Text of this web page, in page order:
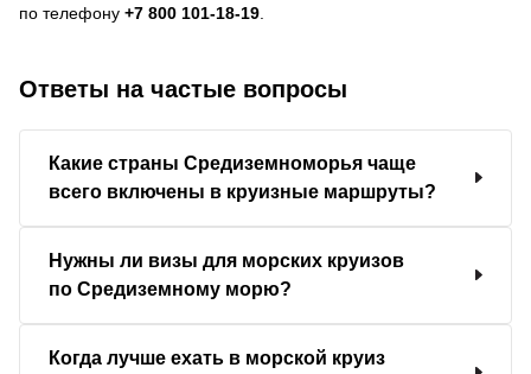
по телефону +7 800 101-18-19
Ответы на частые вопросы
Какие страны Средиземноморья чаще
всего включены в круизные маршруты?
Нужны ли визы для морских круизов
по Средиземному морю?
Когда лучше ехать в морской круиз